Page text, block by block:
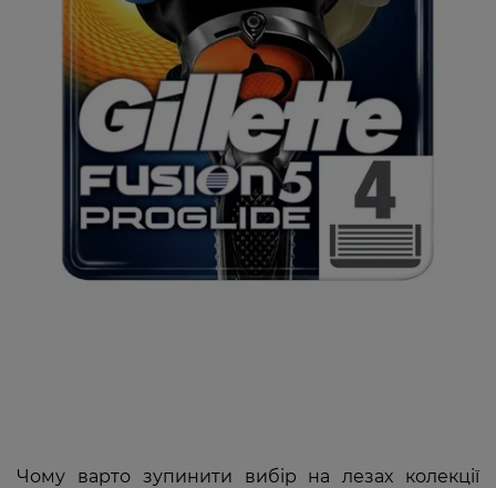
Чому варто зупинити вибір на лезах колекції